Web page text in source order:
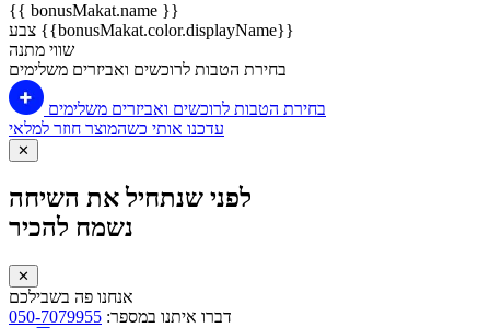
{{ bonusMakat.name }}
צבע {{bonusMakat.color.displayName}}
שווי מתנה
בחירת הטבות לרוכשים ואביזרים משלימים
בחירת הטבות לרוכשים ואביזרים משלימים
עדכנו אותי כשהמוצר חוזר למלאי
✕
לפני שנתחיל את השיחה
נשמח להכיר
✕
אנחנו פה בשבילכם
דברו איתנו במספר: 050-7079955